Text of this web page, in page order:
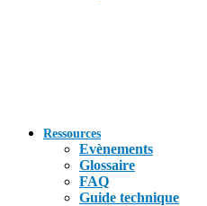
Ressources
Evènements
Glossaire
FAQ
Guide technique